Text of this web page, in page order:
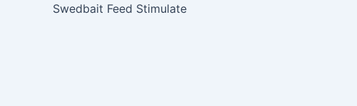
Swedbait Feed Stimulate